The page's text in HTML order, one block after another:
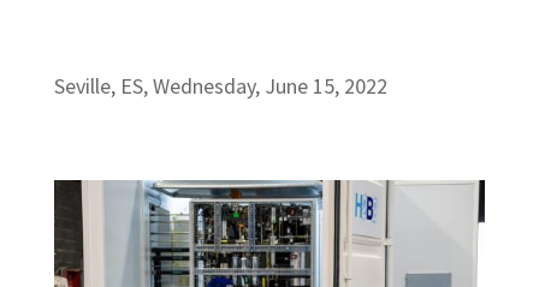
Seville, ES, Wednesday, June 15, 2022